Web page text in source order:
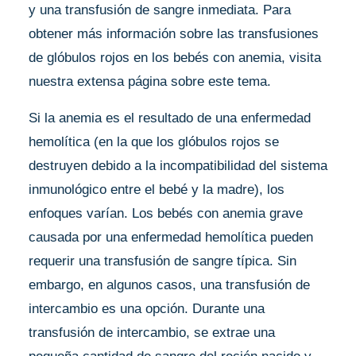
y una transfusión de sangre inmediata. Para
obtener más información sobre las transfusiones
de glóbulos rojos en los bebés con anemia, visita
nuestra extensa página sobre este tema.
Si la anemia es el resultado de una enfermedad
hemolítica (en la que los glóbulos rojos se
destruyen debido a la incompatibilidad del sistema
inmunológico entre el bebé y la madre), los
enfoques varían. Los bebés con anemia grave
causada por una enfermedad hemolítica pueden
requerir una transfusión de sangre típica. Sin
embargo, en algunos casos, una transfusión de
intercambio es una opción. Durante una
transfusión de intercambio, se extrae una